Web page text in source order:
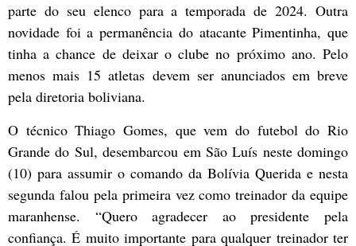
parte do seu elenco para a temporada de 2024. Outra
novidade foi a permanência do atacante Pimentinha, que
tinha a chance de deixar o clube no próximo ano. Pelo
menos mais 15 atletas devem ser anunciados em breve
pela diretoria boliviana.
O técnico Thiago Gomes, que vem do futebol do Rio
Grande do Sul, desembarcou em São Luís neste domingo
(10) para assumir o comando da Bolívia Querida e nesta
segunda falou pela primeira vez como treinador da equipe
maranhense. “Quero agradecer ao presidente pela
confiança. É muito importante para qualquer treinador ter